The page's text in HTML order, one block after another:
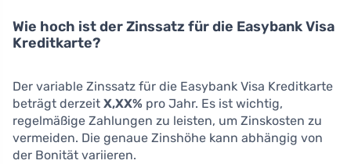
Wie hoch ist der Zinssatz für die Easybank Visa
Kreditkarte?
Der variable Zinssatz für die Easybank Visa Kreditkarte
beträgt derzeit X,XX% pro Jahr. Es ist wichtig,
regelmäßige Zahlungen zu leisten, um Zinskosten zu
vermeiden. Die genaue Zinshöhe kann abhängig von
der Bonität variieren.